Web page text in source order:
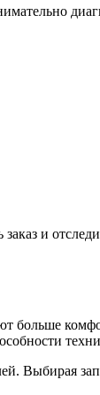
и
больше
Выбирая